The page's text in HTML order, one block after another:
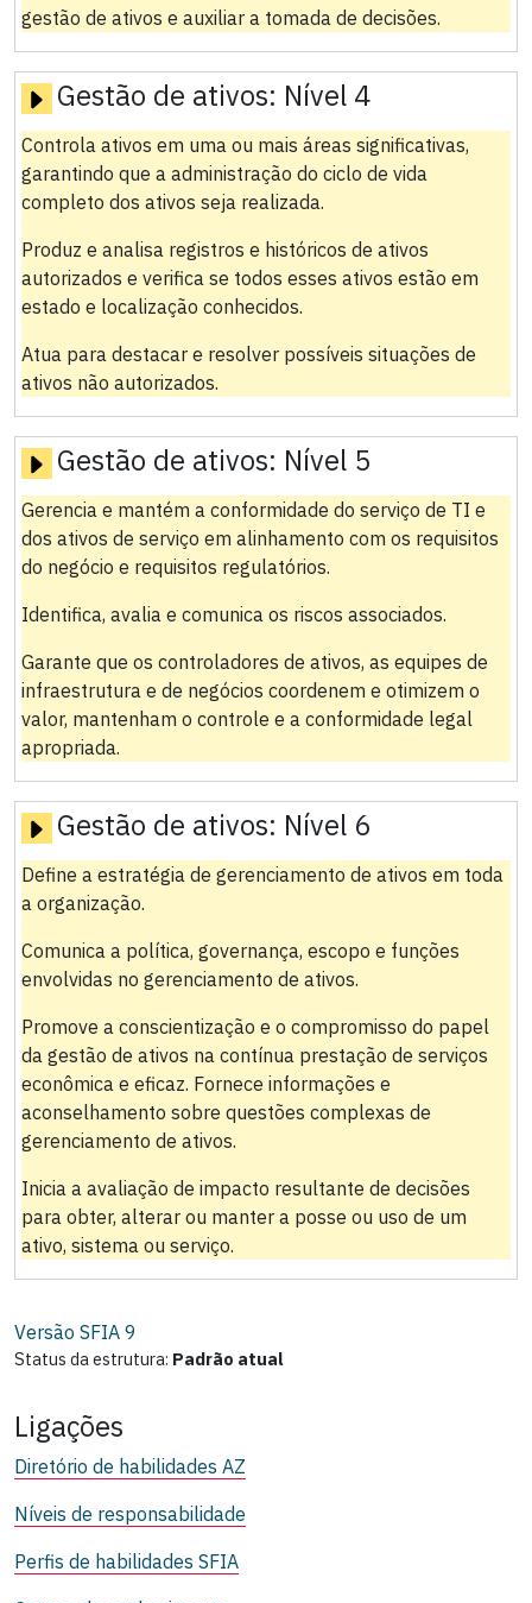
gestão de ativos e auxiliar a tomada de decisões.
Gestão de ativos: Nível 4
Controla ativos em uma ou mais áreas significativas,
garantindo que a administração do ciclo de vida
completo dos ativos seja realizada.
Produz e analisa registros e históricos de ativos
autorizados e verifica se todos esses ativos estão em
estado e localização conhecidos.
Atua para destacar e resolver possíveis situações de
ativos não autorizados.
Gestão de ativos: Nível 5
Gerencia e mantém a conformidade do serviço de TI e
dos ativos de serviço em alinhamento com os requisitos
do negócio e requisitos regulatórios.
Identifica, avalia e comunica os riscos associados.
Garante que os controladores de ativos, as equipes de
infraestrutura e de negócios coordenem e otimizem o
valor, mantenham o controle e a conformidade legal
apropriada.
Gestão de ativos: Nível 6
Define a estratégia de gerenciamento de ativos em toda
a organização.
Comunica a política, governança, escopo e funções
envolvidas no gerenciamento de ativos.
Promove a conscientização e o compromisso do papel
da gestão de ativos na contínua prestação de serviços
econômica e eficaz. Fornece informações e
aconselhamento sobre questões complexas de
gerenciamento de ativos.
Inicia a avaliação de impacto resultante de decisões
para obter, alterar ou manter a posse ou uso de um
ativo, sistema ou serviço.
Versão SFIA 9
Status da estrutura: Padrão atual
Ligações
Diretório de habilidades AZ
Níveis de responsabilidade
Perfis de habilidades SFIA